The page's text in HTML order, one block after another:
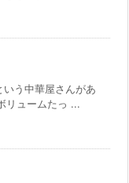
う中華屋さんがあ
リュームたっ ...